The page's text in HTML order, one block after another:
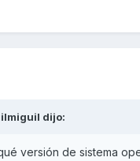
dijo:
versión de sistema